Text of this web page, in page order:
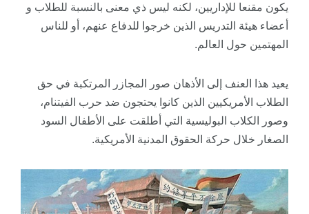
يكون مقنعا للإداريين، لكنه ليس ذي معنى بالنسبة للطلاب و
أعضاء هيئة التدريس الذين خرجوا للدفاع عنهم، أو للناس
المهتمين حول العالم.
يعيد هذا العنف إلى الأذهان صور المجازر المرتكبة في حق
الطلاب الأمريكيين الذين كانوا يحتجون ضد حرب الفيتنام،
وصور الكلاب البوليسية التي أطلقت على الأطفال السود
الصغار خلال حركة الحقوق المدنية الأمريكية.